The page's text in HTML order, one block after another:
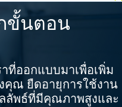
ขั้นตอน
ที่ออกแบบมาเพื่อเพิ่ม
คุณ ยืดอายุการใช้งาน
ลัพธ์ที่มีคุณภาพสูงและ